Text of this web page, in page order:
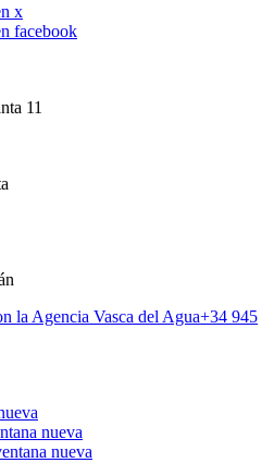
x
facebook
11
la Agencia Vasca del Agua+34 945
nueva
nueva